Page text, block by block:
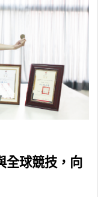
全球競技，向